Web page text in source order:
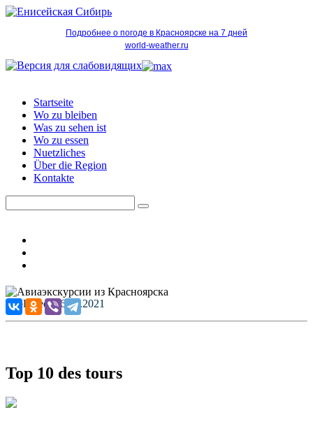
Подробнее о погоде в Красноярске на 7 дней
world-weather.ru
Startseite
Wo zu bleiben
Was zu sehen ist
Wo zu essen
Nuetzliches
Über die Region
Kontakte
Published: 16.07.2021
Top 10 des tours